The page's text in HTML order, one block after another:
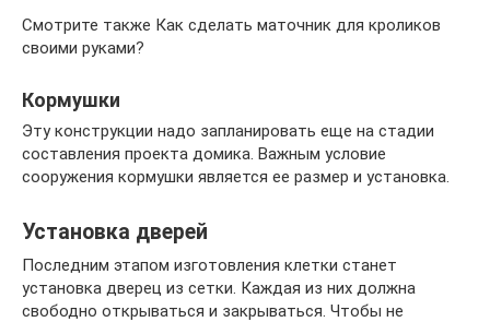
Смотрите также Как сделать маточник для кроликов
своими руками?
Кормушки
Эту конструкции надо запланировать еще на стадии
составления проекта домика. Важным условие
сооружения кормушки является ее размер и установка.
Установка дверей
Последним этапом изготовления клетки станет
установка дверец из сетки. Каждая из них должна
свободно открываться и закрываться. Чтобы не